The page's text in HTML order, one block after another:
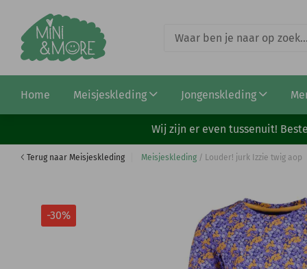
Home Meisjeskleding Jongenskleding
Wij zijn er even tussenuit!
Terug naar Meisjeskleding Meisjeskleding / Louder! jurk Izzie twig aop
-30%
€ 20,95 € 14,66